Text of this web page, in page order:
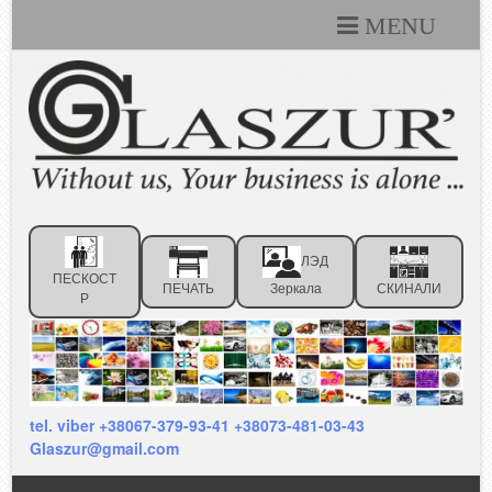
MENU
Каталоги
Технические условия
Портфолио
Контакты
Отзывы клиентов
ПЕСКОСТ
Р
ПЕЧАТЬ
ЛЭД
Зеркала
СКИНАЛИ
tel. viber +38067-379-93-41 +38073-481-03-43
Glaszur@gmail.com